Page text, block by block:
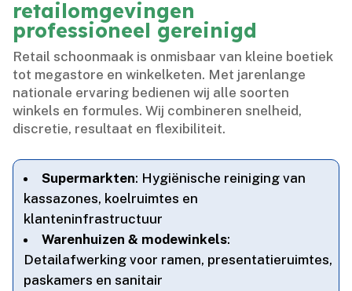
retailomgevingen
professioneel gereinigd
Retail schoonmaak is onmisbaar van kleine boetiek
tot megastore en winkelketen.​ Met jarenlange
nationale ervaring bedienen wij alle soorten
winkels en formules.​ Wij combineren snelheid,
discretie, resultaat en flexibiliteit.​
Supermarkten: Hygiënische reiniging van
kassazones, koelruimtes en
klanteninfrastructuur
Warenhuizen & modewinkels:
Detailafwerking voor ramen, presentatieruimtes,
paskamers en sanitair